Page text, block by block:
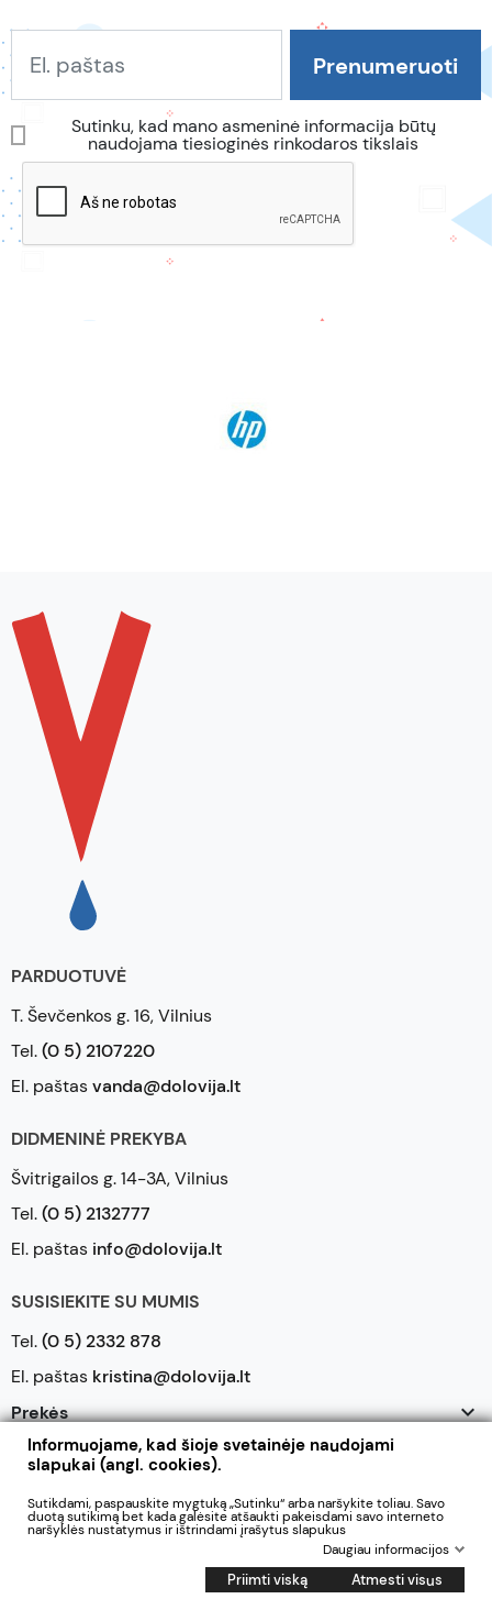
Sutinku, kad mano asmeninė informacija būtų
naudojama tiesioginės rinkodaros tikslais
PARDUOTUVĖ
T. Ševčenkos g. 16, Vilnius
Tel.(0 5) 2107220
El. paštasvanda@dolovija.lt
DIDMENINĖ PREKYBA
Švitrigailos g. 14-3A, Vilnius
Tel.(0 5) 2132777
El. paštas info@dolovija.lt
SUSISIEKITE SU MUMIS
Tel.(0 5) 2332 878
El. paštas kristina@dolovija.lt
Prekės

Mūsų įmonė
Jūsų paskyra
2026 © UAB Dolovija. Visos teisės saugomos
Informuojame, kad šioje svetainėje naudojami
slapukai (angl. cookies).
Sutikdami, paspauskite mygtuką „Sutinku“ arba naršykite toliau. Savo
duotą sutikimą bet kada galėsite atšaukti pakeisdami savo interneto
naršyklės nustatymus ir ištrindami įrašytus slapukus
Daugiau informacijos
Priimti viską Atmesti visus